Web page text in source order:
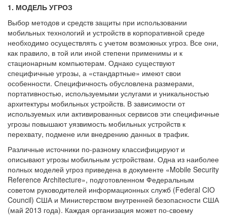
1. МОДЕЛЬ УГРОЗ
Выбор методов и средств защиты при использовании
мобильных технологий и устройств в корпоративной среде
необходимо осуществлять с учетом возможных угроз. Все они,
как правило, в той или иной степени применимы и к
стационарным компьютерам. Однако существуют
специфичные угрозы, а «стандартные» имеют свои
особенности. Специфичность обусловлена размерами,
портативностью, используемыми услугами и уникальностью
архитектуры мобильных устройств. В зависимости от
используемых или активированных сервисов эти специфичные
угрозы повышают уязвимость мобильных устройств к
перехвату, подмене или внедрению данных в трафик.
Различные источники по-разному классифицируют и
описывают угрозы мобильным устройствам. Одна из наиболее
полных моделей угроз приведена в документе «Mobile Security
Reference Architecture», подготовленном Федеральным
советом руководителей информационных служб (Federal CIO
Council) США и Министерством внутренней безопасности США
(май 2013 года). Каждая организация может по-своему